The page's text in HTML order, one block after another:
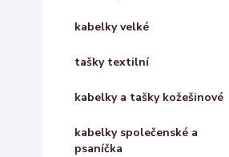
kabelky velké
tašky textilní
kabelky a tašky kožešinové
kabelky společenské a
psaníčka